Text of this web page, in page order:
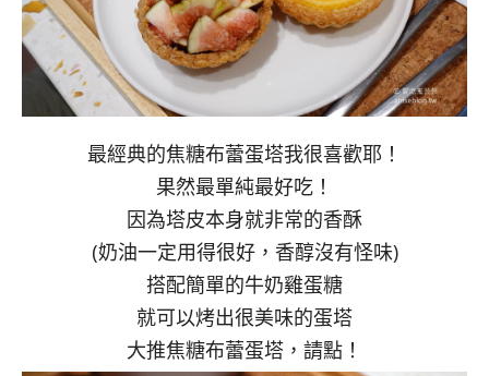
最經典的焦糖布蕾蛋塔我很喜歡耶！
果然最單純最好吃！
因為塔皮本身就非常的香酥
(奶油一定用得很好，香醇沒有怪味)
搭配簡單的牛奶雞蛋糖
就可以烤出很美味的蛋塔
大推焦糖布蕾蛋塔，請點！